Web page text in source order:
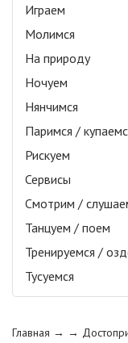
Играем
Молимся
На природу
Ночуем
Нянчимся
Паримся /
Рискуем
Сервисы
Смотрим /
Танцуем / поем
Тренируемся /
Тусуемся
Главная → →